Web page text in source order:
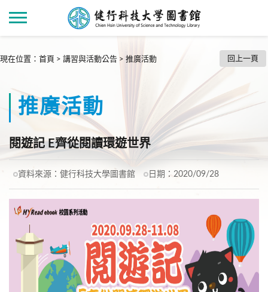
現在位置 ： 首頁 > 講習與活動公告 > 推廣活動 回上一頁
推廣活動
閱遊記 E齊從閱讀環遊世界
資料來源： 健行科技大學圖書館 日期： 2020/09/28